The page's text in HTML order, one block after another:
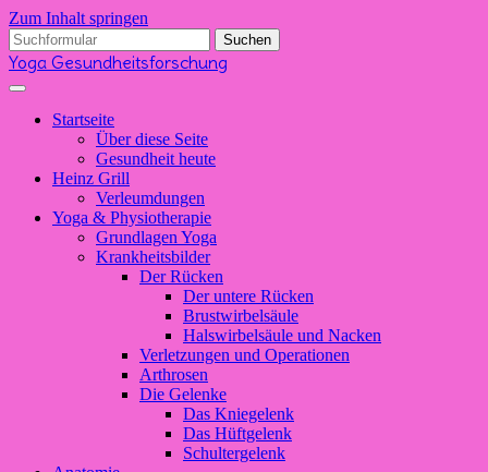
Zum Inhalt springen
Suchen
nach:
Yoga Gesundheitsforschung
Startseite
Über diese Seite
Gesundheit heute
Heinz Grill
Verleumdungen
Yoga & Physiotherapie
Grundlagen Yoga
Krankheitsbilder
Der Rücken
Der untere Rücken
Brustwirbelsäule
Halswirbelsäule und Nacken
Verletzungen und Operationen
Arthrosen
Die Gelenke
Das Kniegelenk
Das Hüftgelenk
Schultergelenk